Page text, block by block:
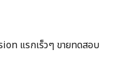
แรกเร็วๆ ขายทดสอบ